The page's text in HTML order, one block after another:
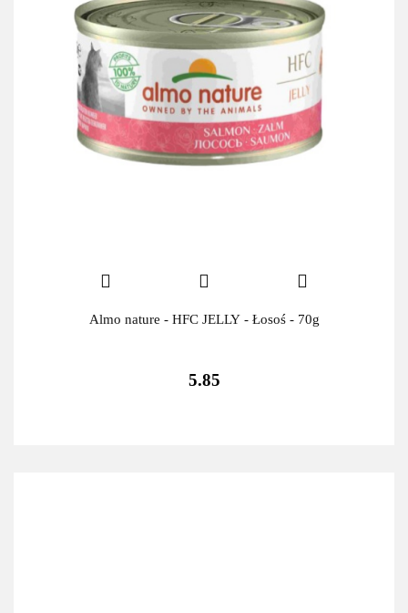
Almo nature - HFC JELLY - Łosoś - 70g
5.85